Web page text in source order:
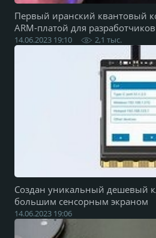
Первый иранский квантовый
ARM-платой для разработчиков
14.06.2023 19:10 2,1 тыс.
Создан уникальный дешевый
большим сенсорным экраном
14.06.2023 19:06